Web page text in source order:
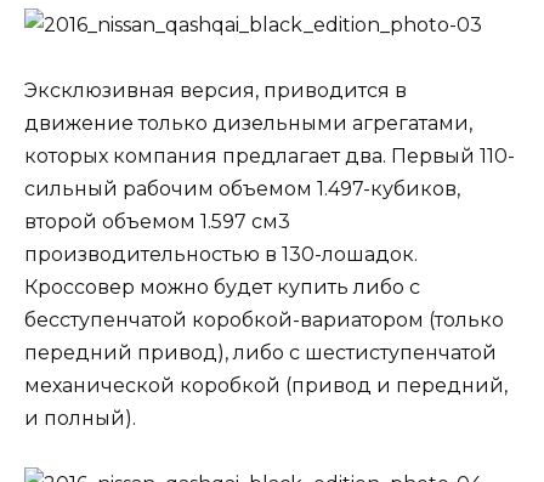
Эксклюзивная версия, приводится в
движение только дизельными агрегатами,
которых компания предлагает два. Первый 110-
сильный рабочим объемом 1.497-кубиков,
второй объемом 1.597 см3
производительностью в 130-лошадок.
Кроссовер можно будет купить либо с
бесступенчатой коробкой-вариатором (только
передний привод), либо с шестиступенчатой
механической коробкой (привод и передний,
и полный).